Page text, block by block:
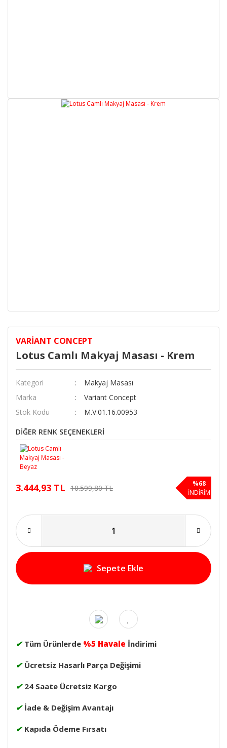
VARIANT CONCEPT
Lotus Camlı Makyaj Masası - Krem
Kategori
Makyaj Masası
Marka
Variant Concept
Stok Kodu
M.V.01.16.00953
DİĞER RENK SEÇENEKLERİ
3.444,93 TL 10.599,80 TL
%68
İNDİRİM
Sepete Ekle
✔ Tüm Ürünlerde %5 Havale İndirimi
✔ Ücretsiz Hasarlı Parça Değişimi
✔ 24 Saate Ücretsiz Kargo
✔ İade & Değişim Avantajı
✔ Kapıda Ödeme Fırsatı